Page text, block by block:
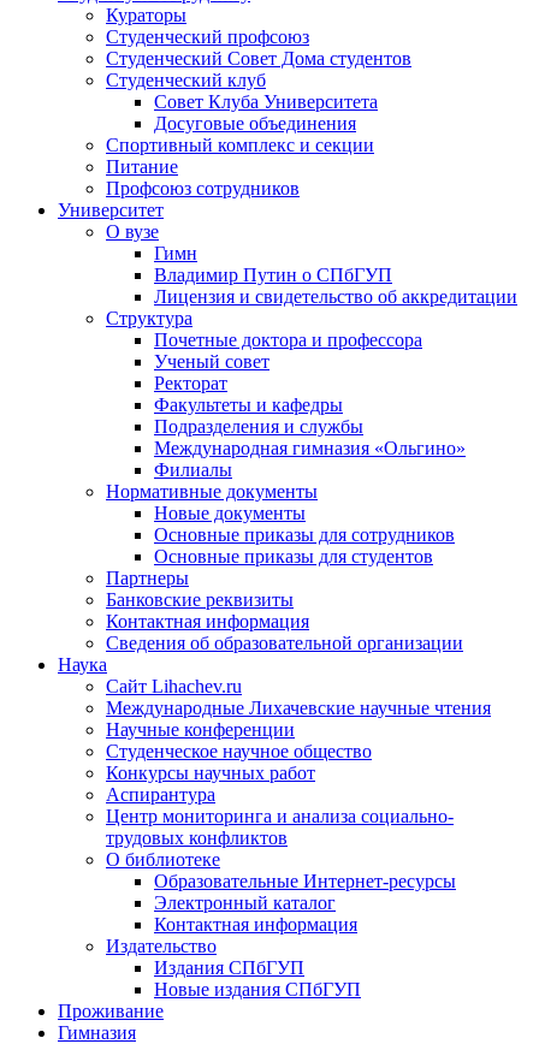
Кураторы
Студенческий профсоюз
Студенческий Совет Дома студентов
Студенческий клуб
Совет Клуба Университета
Досуговые объединения
Спортивный комплекс и секции
Питание
Профсоюз сотрудников
Университет
О вузе
Гимн
Владимир Путин о СПбГУП
Лицензия и свидетельство об аккредитации
Структура
Почетные доктора и профессора
Ученый совет
Ректорат
Факультеты и кафедры
Подразделения и службы
Международная гимназия «Ольгино»
Филиалы
Нормативные документы
Новые документы
Основные приказы для сотрудников
Основные приказы для студентов
Партнеры
Банковские реквизиты
Контактная информация
Сведения об образовательной организации
Наука
Сайт Lihachev.ru
Международные Лихачевские научные чтения
Научные конференции
Студенческое научное общество
Конкурсы научных работ
Аспирантура
Центр мониторинга и анализа социально-
трудовых конфликтов
О библиотеке
Образовательные Интернет-ресурсы
Электронный каталог
Контактная информация
Издательство
Издания СПбГУП
Новые издания СПбГУП
Проживание
Гимназия